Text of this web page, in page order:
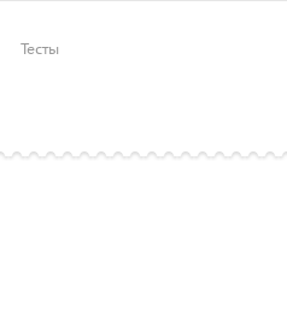
Тесты